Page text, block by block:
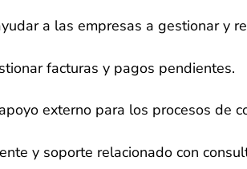
a las empresas a gestionar y
facturas y pagos pendientes.
externo para los procesos de
y soporte relacionado con